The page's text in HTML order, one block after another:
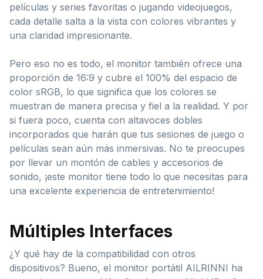
películas y series favoritas o jugando videojuegos,
cada detalle salta a la vista con colores vibrantes y
una claridad impresionante.
Pero eso no es todo, el monitor también ofrece una
proporción de 16:9 y cubre el 100% del espacio de
color sRGB, lo que significa que los colores se
muestran de manera precisa y fiel a la realidad. Y por
si fuera poco, cuenta con altavoces dobles
incorporados que harán que tus sesiones de juego o
películas sean aún más inmersivas. No te preocupes
por llevar un montón de cables y accesorios de
sonido, ¡este monitor tiene todo lo que necesitas para
una excelente experiencia de entretenimiento!
Múltiples Interfaces
¿Y qué hay de la compatibilidad con otros
dispositivos? Bueno, el monitor portátil AILRINNI ha